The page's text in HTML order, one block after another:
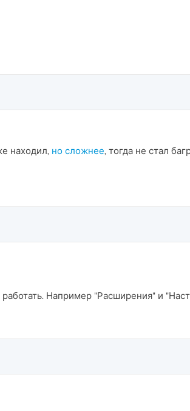
находил, но сложнее, тогда не стал
Например "Расширения" и